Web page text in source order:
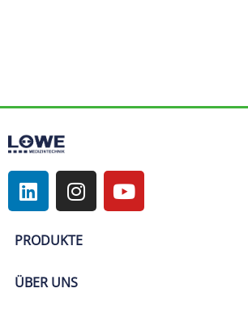
PRODUKTE
ÜBER UNS